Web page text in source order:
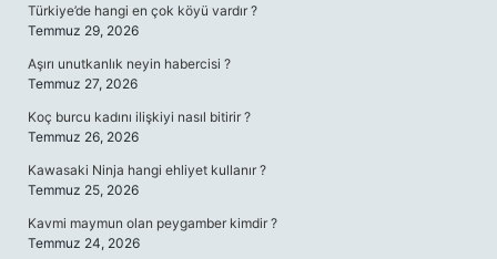
Türkiye’de hangi en çok köyü vardır ?
Temmuz 29, 2026
Aşırı unutkanlık neyin habercisi ?
Temmuz 27, 2026
Koç burcu kadını ilişkiyi nasıl bitirir ?
Temmuz 26, 2026
Kawasaki Ninja hangi ehliyet kullanır ?
Temmuz 25, 2026
Kavmi maymun olan peygamber kimdir ?
Temmuz 24, 2026